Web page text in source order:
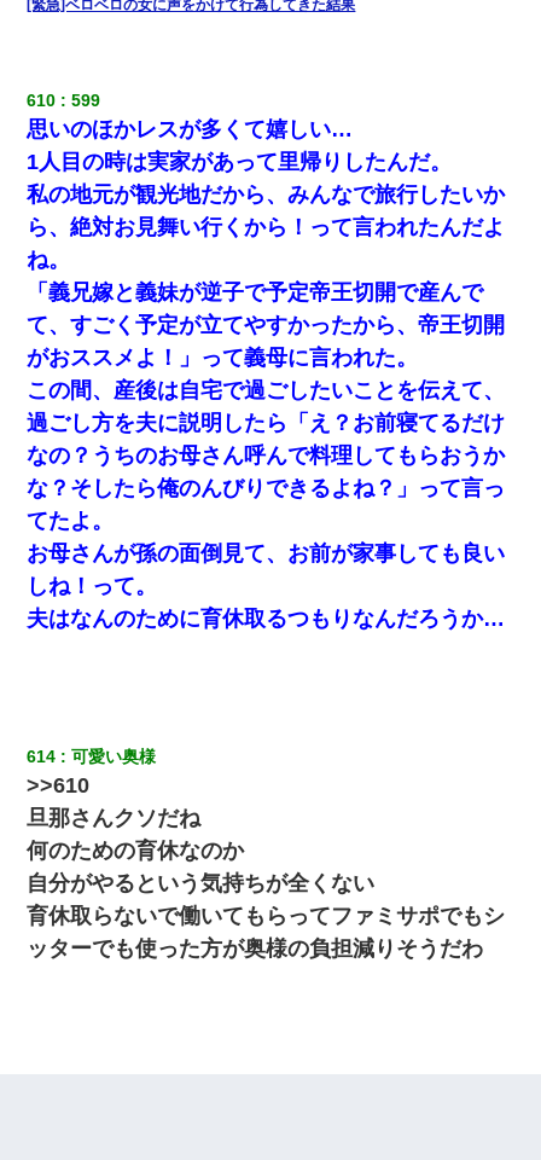
昨日37歳のおばさんと行為したんだけどめちゃくちゃだった
【不幸な結婚式】新郎親族「ブスのくせにドレスなんか着ちゃっ
てさ～ほんと恥ずかしいわよね～（大声」新郎両親「！！！（土
下座」→ 結果・・・
子供の頃、母の弟にイタズラされてて中学に入ってから関係を持
ってしまった。拒絶したら「全部バラしてやる」と脅迫されたの
で両親に全部話した。
【衝撃】女友達から行為中に告白されてOKした結果
父親がくも膜下出血で突然ﾀﾋ。→母の貯金が0なことが判明。→母
「私を家に置いてほしい、どうか見捨てないで(土下座」俺・嫁
「…」
【唖然】帰宅したら旦那のスポーツカーが消えていた。警察『目
立つし、すぐ見つかるかもしれません』→ 数時間後・・警察『××
さんご存じですか？』
旦那の元カノをSNSで探して写真を保存して顔面評価スレで写真
[緊急]ベロベロの女に声をかけて行為してきた結果
610 599
思いのほかレスが多くて嬉しい…
1人目の時は実家があって里帰りしたんだ。
私の地元が観光地だから、みんなで旅行したいか
ら、絶対お見舞い行くから！って言われたんだよ
ね。
「義兄嫁と義妹が逆子で予定帝王切開で産んで
て、すごく予定が立てやすかったから、帝王切開
がおススメよ！」って義母に言われた。
この間、産後は自宅で過ごしたいことを伝えて、
過ごし方を夫に説明したら「え？お前寝てるだけ
なの？うちのお母さん呼んで料理してもらおうか
な？そしたら俺のんびりできるよね？」って言っ
てたよ。
お母さんが孫の面倒見て、お前が家事しても良い
しね！って。
夫はなんのために育休取るつもりなんだろうか…
614 可愛い奥様
>>610
旦那さんクソだね
何のための育休なのか
自分がやるという気持ちが全くない
育休取らないで働いてもらってファミサポでもシ
ッターでも使った方が奥様の負担減りそうだわ